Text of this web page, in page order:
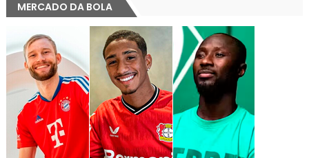
MERCADO DA BOLA